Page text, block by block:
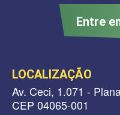
Entre
LOCALIZAÇÃO
Av. Ceci, 1.071 -
CEP 04065-001